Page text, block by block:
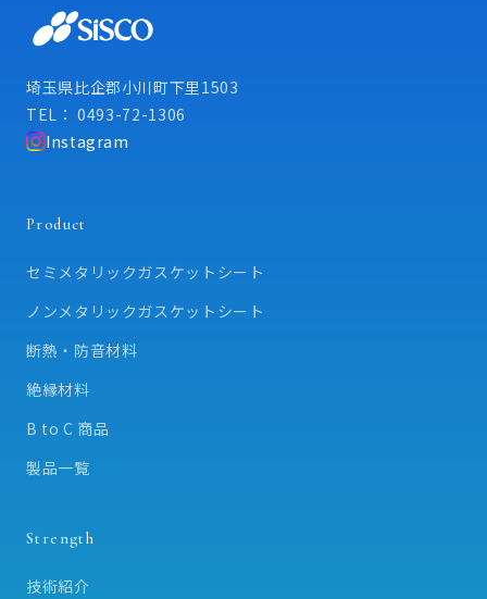
埼玉県比企郡小川町下里1503
TEL： 0493-72-1306
Instagram
Product
セミメタリックガスケットシート
ノンメタリックガスケットシート
断熱・防音材料
絶縁材料
B to C 商品
製品一覧
Strength
技術紹介